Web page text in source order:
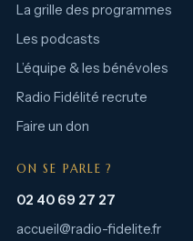
La grille des programmes
Les podcasts
L’équipe & les bénévoles
Radio Fidélité recrute
Faire un don
ON SE PARLE ?
02 40 69 27 27
accueil@radio-fidelite.fr